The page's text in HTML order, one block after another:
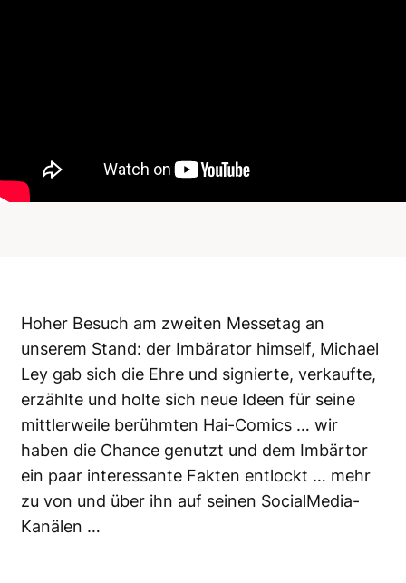
Hoher Besuch am zweiten Messetag an
unserem Stand: der Imbärator himself, Michael
Ley gab sich die Ehre und signierte, verkaufte,
erzählte und holte sich neue Ideen für seine
mittlerweile berühmten Hai-Comics … wir
haben die Chance genutzt und dem Imbärtor
ein paar interessante Fakten entlockt … mehr
zu von und über ihn auf seinen SocialMedia-
Kanälen …